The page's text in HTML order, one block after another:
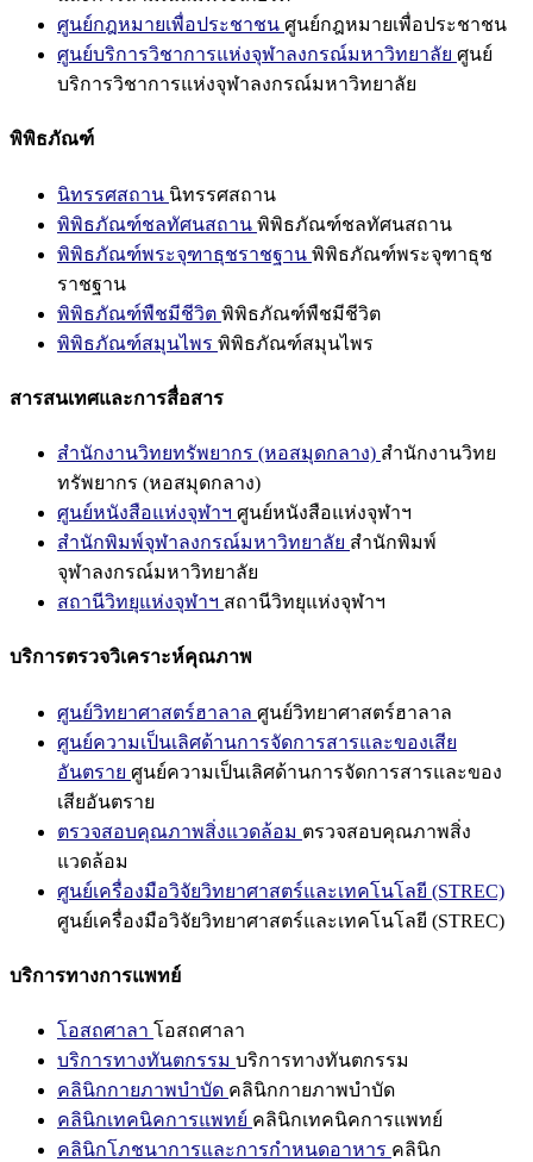
ศูนย์กฎหมายเพื่อประชาชน ศูนย์กฎหมายเพื่อประชาชน
ศูนย์บริการวิชาการแห่งจุฬาลงกรณ์มหาวิทยาลัย ศูนย์
บริการวิชาการแห่งจุฬาลงกรณ์มหาวิทยาลัย
พิพิธภัณฑ์
นิทรรศสถาน นิทรรศสถาน
พิพิธภัณฑ์ชลทัศนสถาน พิพิธภัณฑ์ชลทัศนสถาน
พิพิธภัณฑ์พระจุฑาธุชราชฐาน พิพิธภัณฑ์พระจุฑาธุช
ราชฐาน
พิพิธภัณฑ์พืชมีชีวิต พิพิธภัณฑ์พืชมีชีวิต
พิพิธภัณฑ์สมุนไพร พิพิธภัณฑ์สมุนไพร
สารสนเทศและการสื่อสาร
สำนักงานวิทยทรัพยากร (หอสมุดกลาง) สำนักงานวิทย
ทรัพยากร (หอสมุดกลาง)
ศูนย์หนังสือแห่งจุฬาฯ ศูนย์หนังสือแห่งจุฬาฯ
สำนักพิมพ์จุฬาลงกรณ์มหาวิทยาลัย สำนักพิมพ์
จุฬาลงกรณ์มหาวิทยาลัย
สถานีวิทยุแห่งจุฬาฯ สถานีวิทยุแห่งจุฬาฯ
บริการตรวจวิเคราะห์คุณภาพ
ศูนย์วิทยาศาสตร์ฮาลาล ศูนย์วิทยาศาสตร์ฮาลาล
ศูนย์ความเป็นเลิศด้านการจัดการสารและของเสีย
อันตราย ศูนย์ความเป็นเลิศด้านการจัดการสารและของ
เสียอันตราย
ตรวจสอบคุณภาพสิ่งแวดล้อม ตรวจสอบคุณภาพสิ่ง
แวดล้อม
ศูนย์เครื่องมือวิจัยวิทยาศาสตร์และเทคโนโลยี (STREC)
ศูนย์เครื่องมือวิจัยวิทยาศาสตร์และเทคโนโลยี (STREC)
บริการทางการแพทย์
โอสถศาลา โอสถศาลา
บริการทางทันตกรรม บริการทางทันตกรรม
คลินิกกายภาพบำบัด คลินิกกายภาพบำบัด
คลินิกเทคนิคการแพทย์ คลินิกเทคนิคการแพทย์
คลินิกโภชนาการและการกำหนดอาหาร คลินิก